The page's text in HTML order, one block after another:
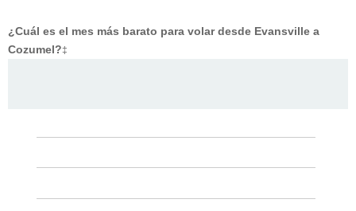
¿Cuál es el mes más barato para volar desde Evansville a
Cozumel?‡